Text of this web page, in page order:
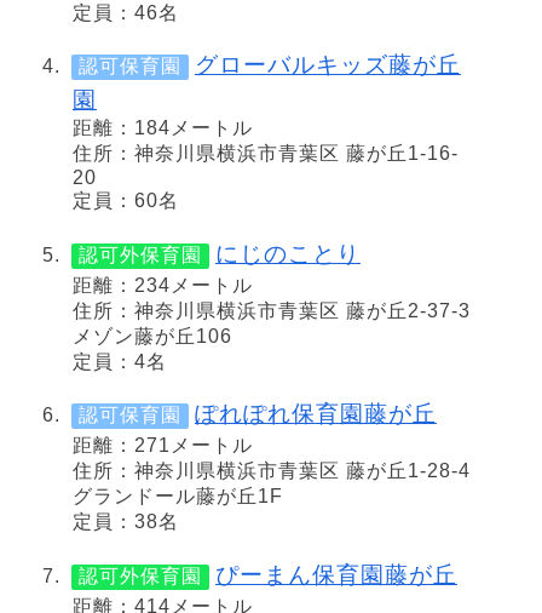
定員：46名
認可保育園
グローバルキッズ藤が丘
園
距離：184メートル
住所：神奈川県横浜市青葉区 藤が丘1-16-
20
定員：60名
認可外保育園 にじのことり
距離：234メートル
住所：神奈川県横浜市青葉区 藤が丘2-37-3
メゾン藤が丘106
定員：4名
認可保育園 ぽれぽれ保育園藤が丘
距離：271メートル
住所：神奈川県横浜市青葉区 藤が丘1-28-4
グランドール藤が丘1F
定員：38名
認可外保育園 ぴーまん保育園藤が丘
距離：414メートル